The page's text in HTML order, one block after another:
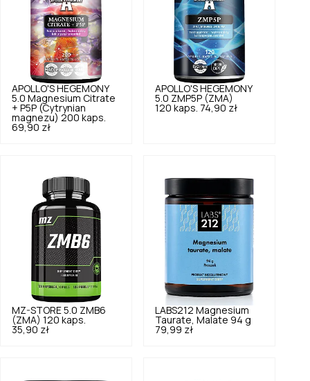
APOLLO'S HEGEMONY
5.0 Magnesium Citrate
+ P5P (Cytrynian
magnezu) 200 kaps.
69,90 zł
APOLLO'S HEGEMONY
5.0 ZMP5P (ZMA)
120 kaps. 74,90 zł
MZ-STORE 5.0 ZMB6
(ZMA) 120 kaps.
35,90 zł
LABS212 Magnesium
Taurate, Malate 94 g
79,99 zł